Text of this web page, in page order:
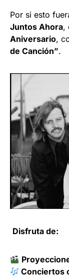
Por si esto
Juntos Ahora,
Aniversario,
de Canción”.
Disfruta de:
Conciertos